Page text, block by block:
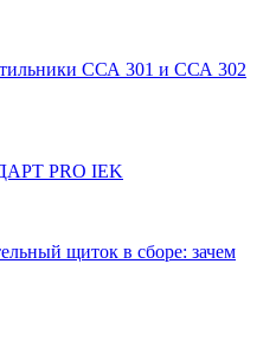
ССА 301 и ССА 302
PRO IEK
щиток в сборе: зачем